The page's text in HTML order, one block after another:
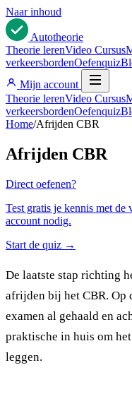
Naar inhoud
Autotheorie
Theorie lerenVideo Cursus
verkeersbordenOefenquiz
Mijn account
Theorie lerenVideo Cursus
verkeersbordenOefenquiz
Home/Afrijden CBR
Afrijden CBR
Direct oefenen?
Test gratis je kennis met
account nodig.
Start de quiz →
De laatste stap richting
afrijden bij het CBR. Op
examen al gehaald en
praktische in huis om
leggen.